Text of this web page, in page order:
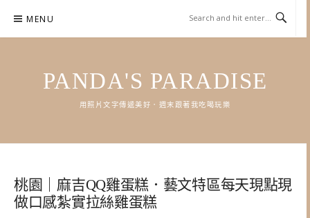
content
MENU
PANDA'S PARADISE
用照片文字傳遞美好．週末跟著我吃喝玩樂
桃園｜麻吉QQ雞蛋糕．藝文特區每天現點現
做口感紮實拉絲雞蛋糕